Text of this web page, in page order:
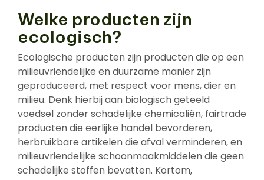
Welke producten zijn
ecologisch?
Ecologische producten zijn producten die op een
milieuvriendelijke en duurzame manier zijn
geproduceerd, met respect voor mens, dier en
milieu. Denk hierbij aan biologisch geteeld
voedsel zonder schadelijke chemicaliën, fairtrade
producten die eerlijke handel bevorderen,
herbruikbare artikelen die afval verminderen, en
milieuvriendelijke schoonmaakmiddelen die geen
schadelijke stoffen bevatten. Kortom,